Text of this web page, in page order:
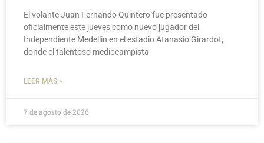
El volante Juan Fernando Quintero fue presentado
oficialmente este jueves como nuevo jugador del
Independiente Medellín en el estadio Atanasio Girardot,
donde el talentoso mediocampista
LEER MÁS »
7 de agosto de 2026